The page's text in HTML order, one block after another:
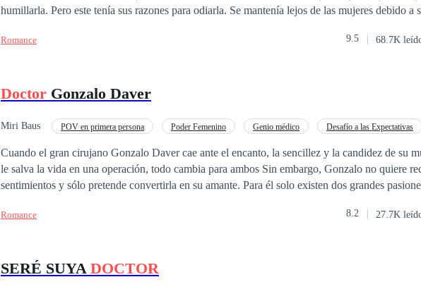
humillarla. Pero este tenía sus razones para odiarla. Se mantenía lejos de las mujeres debido a
lejos.Cuando el peligro se cierne sobre Abi, Edward hará todo para mantenerla a salvo,
Romance 9.5 68.7K
Doctor Gonzalo Daver
Miri Baus POV en primera persona Poder Femenino Genio médico Desafío a las Expectativas
Cuando el gran cirujano Gonzalo Daver cae ante el encanto, la sencillez y la candidez de su
le salva la vida en una operación, todo cambia para ambos Sin embargo, Gonzalo no quiere
sentimientos y sólo pretende convertirla en su amante. Para él solo existen dos grandes
profiere. La maldad y el egoísmo de terceros, intentarán separarlos, como en el pasado
Romance 8.2 27.7K
SERÉ SUYA DOCTOR